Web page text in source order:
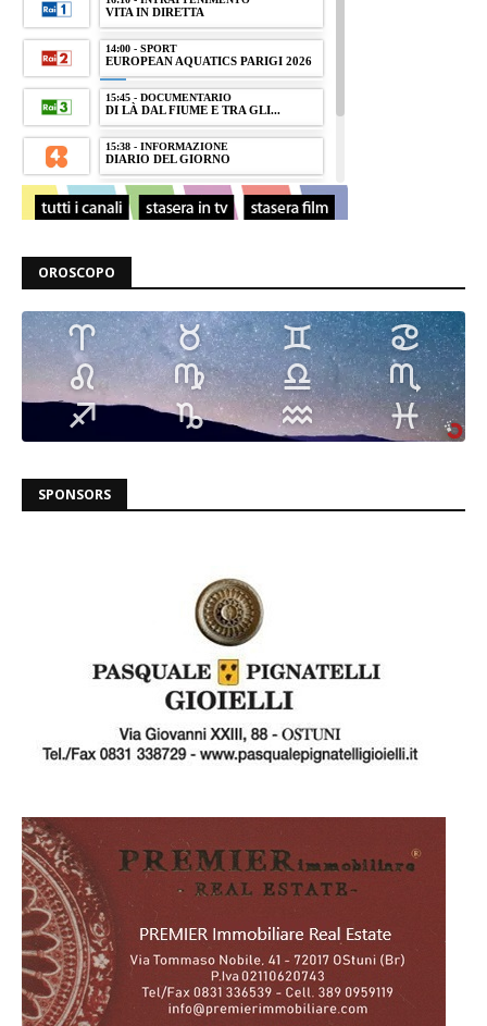
OROSCOPO
SPONSORS